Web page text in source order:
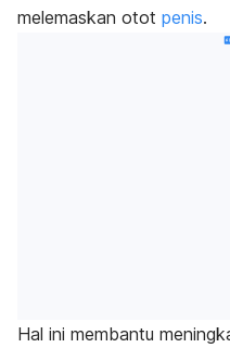
melemaskan otot penis.
Hal ini membantu